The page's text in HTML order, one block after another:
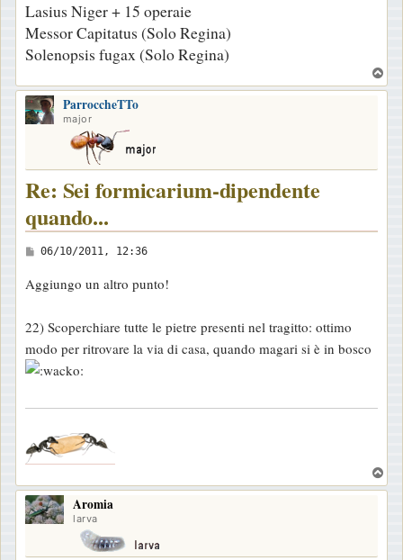
Lasius Niger + 15 operaie
Messor Capitatus (Solo Regina)
Solenopsis fugax (Solo Regina)
o
ParroccheTTo
major
Re: Sei formicarium-dipendente
quando...
M
s
a
g
g
06/10/2011, 12:36
Aggiungo un altro punto!
22) Scoperchiare tutte le pietre presenti nel tragitto: ottimo
modo per ritrovare la via di casa, quando magari si è in bosco
o
Aromia
larva